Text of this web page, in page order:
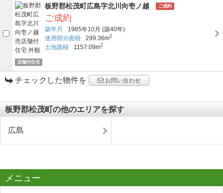
店舗付住宅
板野郡松茂町広島字北川向壱ノ越 ご成約
ご成約
築年月 1985年10月 (築40年)
使用部分面積
299.36m2
土地面積 1157.09m2
チェックした物件を お問い合わせ
板野郡松茂町の他のエリアを探す
広島
メニュー